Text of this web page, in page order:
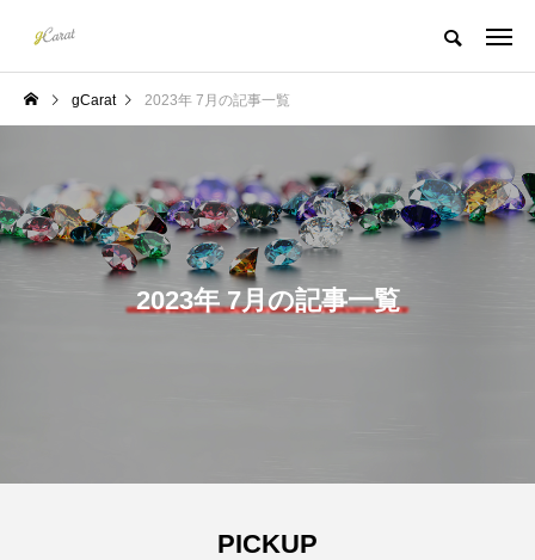
gCarat 2023年 7月の記事一覧
2023年 7月の記事一覧
PICKUP